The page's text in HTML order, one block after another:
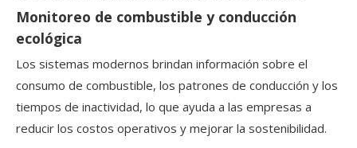
Monitoreo de combustible y conducción
ecológica
Los sistemas modernos brindan información sobre el
consumo de combustible, los patrones de conducción y los
tiempos de inactividad, lo que ayuda a las empresas a
reducir los costos operativos y mejorar la sostenibilidad.